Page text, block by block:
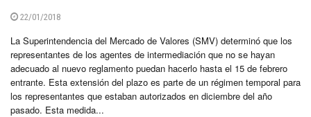
22/01/2018
La Superintendencia del Mercado de Valores (SMV) determinó que los
representantes de los agentes de intermediación que no se hayan
adecuado al nuevo reglamento puedan hacerlo hasta el 15 de febrero
entrante. Esta extensión del plazo es parte de un régimen temporal para
los representantes que estaban autorizados en diciembre del año
pasado. Esta medida...